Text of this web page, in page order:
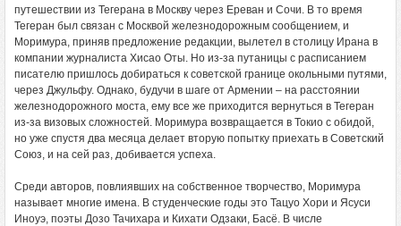
путешествии из Тегерана в Москву через Ереван и Сочи. В то время
Тегеран был связан с Москвой железнодорожным сообщением, и
Моримура, приняв предложение редакции, вылетел в столицу Ирана в
компании журналиста Хисао Оты. Но из-за путаницы с расписанием
писателю пришлось добираться к советской границе окольными путями,
через Джульфу. Однако, будучи в шаге от Армении – на расстоянии
железнодорожного моста, ему все же приходится вернуться в Тегеран
из-за визовых сложностей. Моримура возвращается в Токио с обидой,
но уже спустя два месяца делает вторую попытку приехать в Советский
Союз, и на сей раз, добивается успеха.
Среди авторов, повлиявших на собственное творчество, Моримура
называет многие имена. В студенческие годы это Тацуо Хори и Ясуси
Иноуэ, поэты Дозо Тачихара и Кихати Одзаки, Басё. В числе